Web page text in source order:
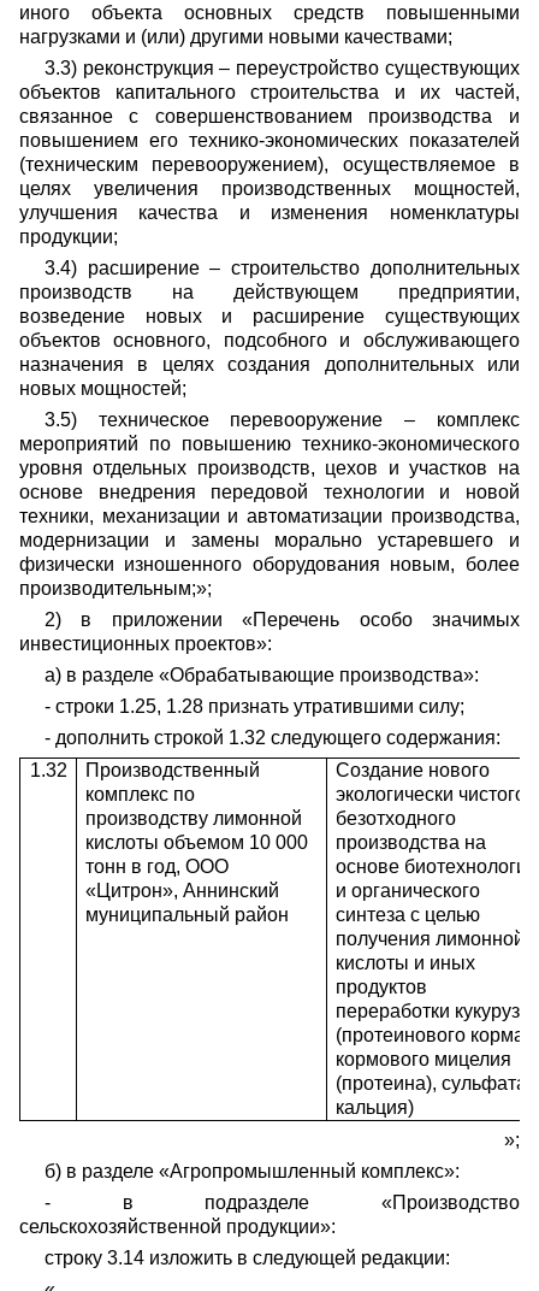
иного объекта основных средств повышенными
нагрузками и (или) другими новыми качествами;
3.3) реконструкция – переустройство существующих
объектов капитального строительства и их частей,
связанное с совершенствованием производства и
повышением его технико-экономических показателей
(техническим перевооружением), осуществляемое в
целях увеличения производственных мощностей,
улучшения качества и изменения номенклатуры
продукции;
3.4) расширение – строительство дополнительных
производств на действующем предприятии,
возведение новых и расширение существующих
объектов основного, подсобного и обслуживающего
назначения в целях создания дополнительных или
новых мощностей;
3.5) техническое перевооружение – комплекс
мероприятий по повышению технико-экономического
уровня отдельных производств, цехов и участков на
основе внедрения передовой технологии и новой
техники, механизации и автоматизации производства,
модернизации и замены морально устаревшего и
физически изношенного оборудования новым, более
производительным;»;
2) в приложении «Перечень особо значимых
инвестиционных проектов»:
а) в разделе «Обрабатывающие производства»:
- строки 1.25, 1.28 признать утратившими силу;
- дополнить строкой 1.32 следующего содержания:
1.32
Производственный
комплекс по
производству лимонной
кислоты объемом 10 000
тонн в год, ООО
«Цитрон», Аннинский
муниципальный район
Создание нового
экологически чистого,
безотходного
производства на
основе биотехнологий
и органического
синтеза с целью
получения лимонной
кислоты и иных
продуктов
переработки кукурузы
(протеинового корма,
кормового мицелия
(протеина), сульфата
кальция)
»;
б) в разделе «Агропромышленный комплекс»:
- в подразделе «Производство
сельскохозяйственной продукции»:
строку 3.14 изложить в следующей редакции: